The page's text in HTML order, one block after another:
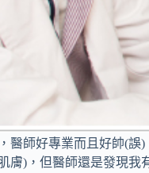
醫師好專業而且好帥(
膚)，但醫師還是發現